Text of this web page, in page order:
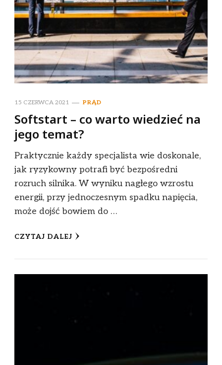
15 CZERWCA 2021 PRĄD
Softstart – co warto wiedzieć na
jego temat?
Praktycznie każdy specjalista wie doskonale,
jak ryzykowny potrafi być bezpośredni
rozruch silnika. W wyniku nagłego wzrostu
energii, przy jednoczesnym spadku napięcia,
może dojść bowiem do …
CZYTAJ DALEJ